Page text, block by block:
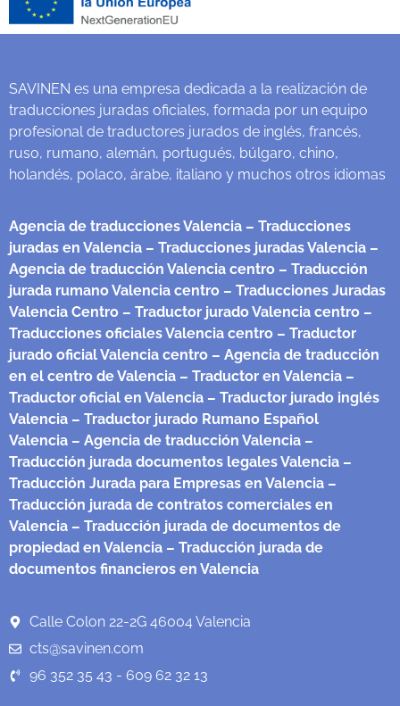
SAVINEN es una empresa dedicada a la realización de
traducciones juradas oficiales, formada por un equipo
profesional de traductores jurados de inglés, francés,
ruso, rumano, alemán, portugués, búlgaro, chino,
holandés, polaco, árabe, italiano y muchos otros idiomas
Agencia de traducciones Valencia – Traducciones
juradas en Valencia – Traducciones juradas Valencia –
Agencia de traducción Valencia centro – Traducción
jurada rumano Valencia centro – Traducciones Juradas
Valencia Centro – Traductor jurado Valencia centro –
Traducciones oficiales Valencia centro – Traductor
jurado oficial Valencia centro – Agencia de traducción
en el centro de Valencia – Traductor en Valencia –
Traductor oficial en Valencia – Traductor jurado inglés
Valencia – Traductor jurado Rumano Español
Valencia – Agencia de traducción Valencia –
Traducción jurada documentos legales Valencia –
Traducción Jurada para Empresas en Valencia –
Traducción jurada de contratos comerciales en
Valencia – Traducción jurada de documentos de
propiedad en Valencia – Traducción jurada de
documentos financieros en Valencia
Calle Colon 22-2G 46004 Valencia
cts@savinen.com
96 352 35 43 - 609 62 32 13